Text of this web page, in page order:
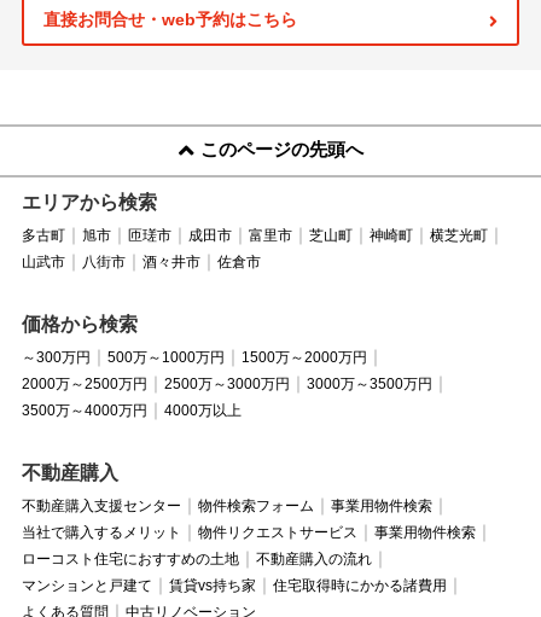
直接お問合せ・web予約はこちら
このページの先頭へ
エリアから検索
多古町 旭市 匝瑳市 成田市 富里市 芝山町 神崎町
横芝光町
山武市
八街市 酒々井市 佐倉市
価格から検索
～300万円 500万～1000万円
1500万～2000万円
2000万～2500万円
2500万～3000万円
3000万～3500万円
3500万～4000万円
4000万以上
不動産購入
不動産購入支援センター 物件検索フォーム
事業用物件検索
当社で購入するメリット
物件リクエストサービス
事業用物件検索
ローコスト住宅におすすめの土地
不動産購入の流れ
マンションと戸建て
賃貸vs持ち家
住宅取得時にかかる諸費用
よくある質問
中古リノベーション